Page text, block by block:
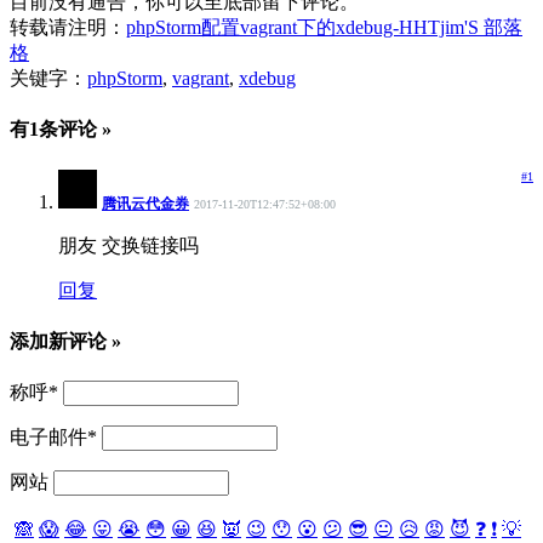
转载请注明： phpStorm配置vagrant下的xdebug-HHTjim'S 部落
格
关键字： phpStorm, vagrant, xdebug
有1条评论 »
腾讯云代金券 2017-11-20T12:47:52+08:00
#1
朋友 交换链接吗
回复
添加新评论 »
称呼*
电子邮件*
网站
🙈 😱 😂 😛 😭 😳 😀 😆 👿 😉 😯 😮 😕 😎 😐 😥 😡 😈 ❓ ❗ 💡